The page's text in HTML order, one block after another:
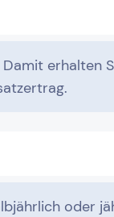
erhalten
oder